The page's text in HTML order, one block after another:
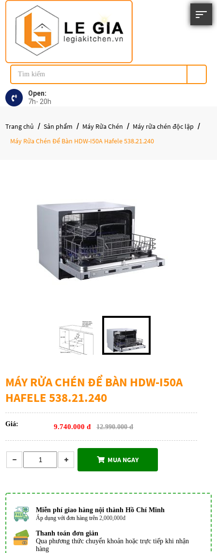
Open:
7h- 20h
Trang chủ Sản phẩm Máy Rửa Chén
Máy rửa chén độc lập
Máy Rửa Chén Để Bàn HDW-I50A Hafele 538.21.240
MÁY RỬA CHÉN ĐỂ BÀN HDW-I50A
HAFELE 538.21.240
Giá: 9.740.000 đ 12.990.000 đ
MUA NGAY
Miễn phí giao hàng nội thành Hồ Chí Minh
Áp dụng với đơn hàng trên2,000,000đ
Thanh toán đơn giản
Qua phương thức chuyển khoản hoặc trực tiếp khi nhận
hàng